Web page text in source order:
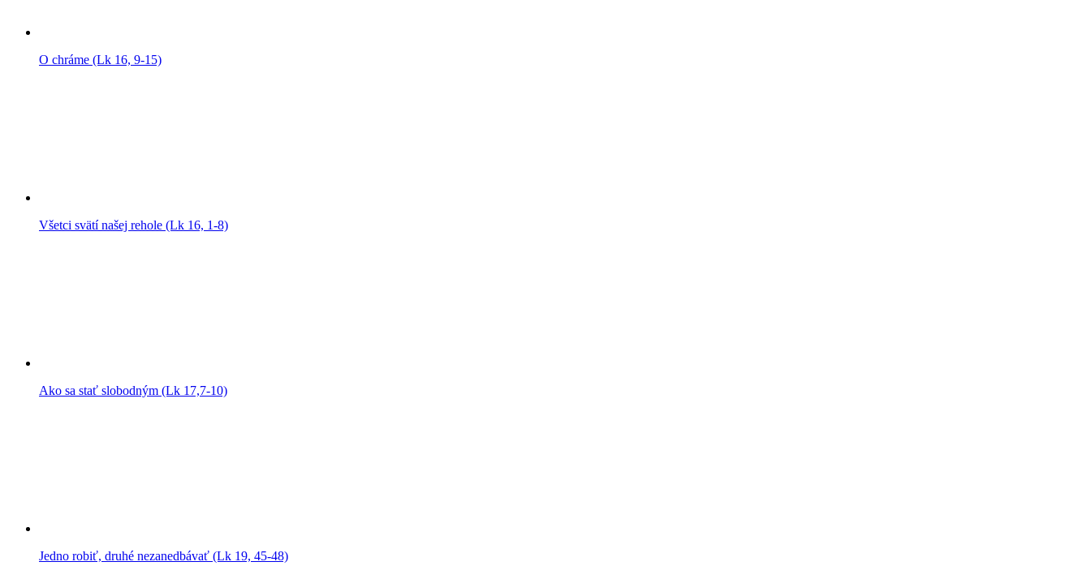
O chráme (Lk 16, 9-15)
Všetci svätí našej rehole (Lk 16, 1-8)
Ako sa stať slobodným (Lk 17,7-10)
Jedno robiť, druhé nezanedbávať (Lk 19, 45-48)